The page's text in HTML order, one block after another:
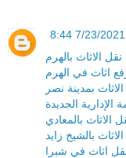
الاثاث بالهرم
اثاث في الهرم
بمدينة نصر
الجديدة
الاثاث بالمعادي
بالشيخ زايد
اثاث في شبرا